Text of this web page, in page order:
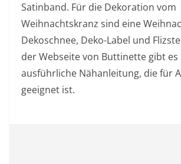
Satinband. Für die Dekoration vom
Weihnachtskranz sind eine
Dekoschnee, Deko-Label und
der Webseite von Buttinette gibt es
ausführliche Nähanleitung, die für
geeignet ist.